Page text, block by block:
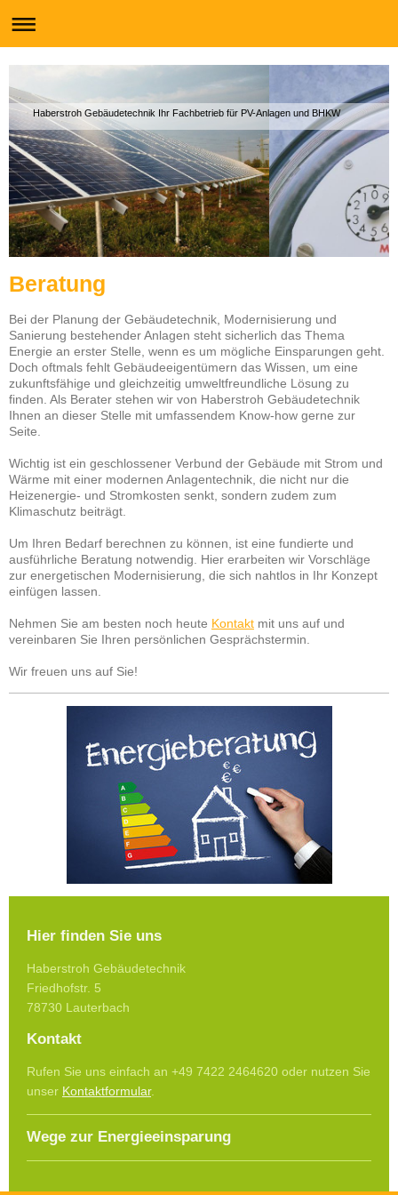
Haberstroh Gebäudetechnik Ihr Fachbetrieb für PV-Anlagen und BHKW
Beratung
Bei der Planung der Gebäudetechnik, Modernisierung und
Sanierung bestehender Anlagen steht sicherlich das Thema
Energie an erster Stelle, wenn es um mögliche Einsparungen geht.
Doch oftmals fehlt Gebäudeeigentümern das Wissen, um eine
zukunftsfähige und gleichzeitig umweltfreundliche Lösung zu
finden. Als Berater stehen wir von Haberstroh Gebäudetechnik
Ihnen an dieser Stelle mit umfassendem Know-how gerne zur
Seite.
Wichtig ist ein geschlossener Verbund der Gebäude mit Strom und
Wärme mit einer modernen Anlagentechnik, die nicht nur die
Heizenergie- und Stromkosten senkt, sondern zudem zum
Klimaschutz beiträgt.
Um Ihren Bedarf berechnen zu können, ist eine fundierte und
ausführliche Beratung notwendig. Hier erarbeiten wir Vorschläge
zur energetischen Modernisierung, die sich nahtlos in Ihr Konzept
einfügen lassen.
Nehmen Sie am besten noch heute Kontakt mit uns auf und
vereinbaren Sie Ihren persönlichen Gesprächstermin.
Wir freuen uns auf Sie!
Hier finden Sie uns
Haberstroh Gebäudetechnik
Friedhofstr. 5
78730 Lauterbach
Kontakt
Rufen Sie uns einfach an +49 7422 2464620 oder nutzen Sie
unser Kontaktformular.
Wege zur Energieeinsparung